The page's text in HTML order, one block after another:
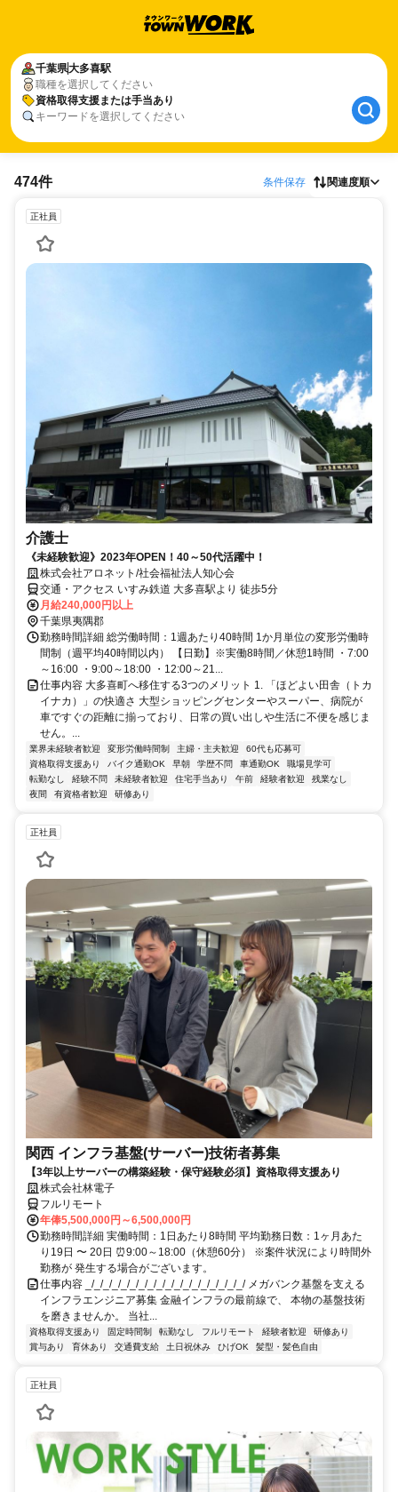
千葉県大多喜駅
職種を選択してください
資格取得支援または手当あり
キーワードを選択してください
474件 条件保存 関連度順
正社員
介護士
《未経験歓迎》2023年OPEN！40～50代活躍中！
株式会社アロネット/社会福祉法人知心会
交通・アクセス いすみ鉄道 大多喜駅より 徒歩5分
月給240,000円以上
千葉県夷隅郡
勤務時間詳細 総労働時間：1週あたり40時間 1か月単位の変形労働時
間制（週平均40時間以内） 【日勤】※実働8時間／休憩1時間 ・7:00
～16:00 ・9:00～18:00 ・12:00～21...
仕事内容 大多喜町へ移住する3つのメリット 1. 「ほどよい田舎（トカ
イナカ）」の快適さ 大型ショッピングセンターやスーパー、病院が
車ですぐの距離に揃っており、日常の買い出しや生活に不便を感じま
せん。...
業界未経験者歓迎 変形労働時間制 主婦・主夫歓迎
60代も応募可
資格取得支援あり
バイク通勤OK 早朝 学歴不問 車通勤OK
職場見学可
転勤なし
経験不問 未経験者歓迎 住宅手当あり 午前 経験者歓迎
残業なし
夜間
有資格者歓迎 研修あり
正社員
関西 インフラ基盤(サーバー)技術者募集
【3年以上サーバーの構築経験・保守経験必須】資格取得支援あり
株式会社林電子
フルリモート
年俸5,500,000円～6,500,000円
勤務時間詳細 実働時間：1日あたり8時間 平均勤務日数：1ヶ月あた
り19日 〜 20日 ⏰9:00～18:00（休憩60分） ※案件状況により時間外
勤務が 発生する場合がございます。
仕事内容 _/_/_/_/_/_/_/_/_/_/_/_/_/_/_/_/_/_/ メガバンク基盤を支える
インフラエンジニア募集 金融インフラの最前線で、 本物の基盤技術
を磨きませんか。 当社...
資格取得支援あり 固定時間制 転勤なし フルリモート 経験者歓迎
研修あり
賞与あり
育休あり 交通費支給 土日祝休み ひげOK 髪型・髪色自由
正社員